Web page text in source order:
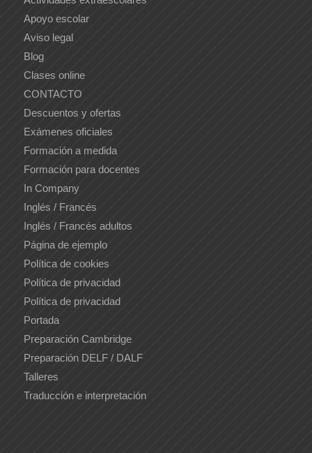
Apoyo escolar
Aviso legal
Blog
Clases online
CONTACTO
Descuentos y ofertas
Exámenes oficiales
Formación a medida
Formación para docentes
In Company
Inglés / Francés
Inglés / Francés adultos
Página de ejemplo
Política de cookies
Política de privacidad
Política de privacidad
Portada
Preparación Cambridge
Preparación DELF / DALF
Talleres
Traducción e interpretación